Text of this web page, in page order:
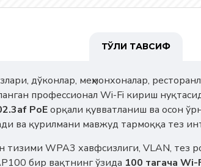
ТЎЛИҚ ТАВСИФ
дўконлар, меҳмонхоналар,
профессионал Wi-Fi кириш
PoEорқали қувватланиш ва осон
ва қурилмани мавжуд тармоққа тез
тизими WPA3 хавфсизлиги, VLAN, тез
бир вақтнинг ўзида 100 тагача